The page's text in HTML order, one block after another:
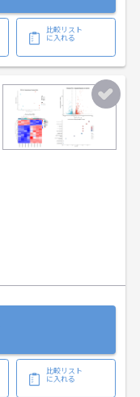
比較リスト
に入れる
比較リスト
に入れる